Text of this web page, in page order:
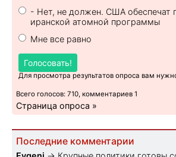
- Нет, не должен. США обеспечат
иранской атомной программы
Мне все равно
Голосовать!
Для просмотра результатов опроса вам
Всего голосов: 710, комментариев 1
Страница опроса »
Последние комментарии